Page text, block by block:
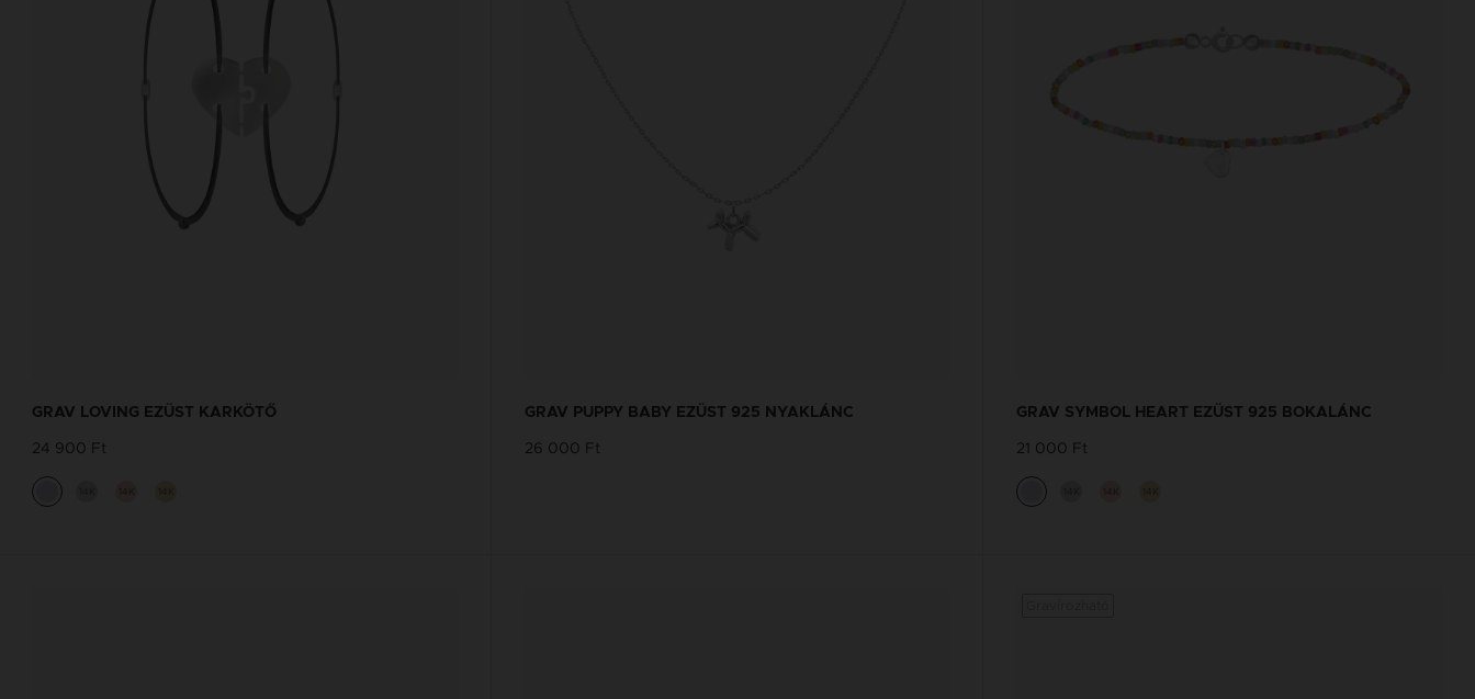
GRAV LOVING EZÜST KARKÖTŐ
24 900 Ft
GRAV PUPPY BABY EZÜST 925 NYAKLÁNC
26 000 Ft
GRAV SYMBOL HEART EZÜST 925 BOKALÁNC
21 000 Ft